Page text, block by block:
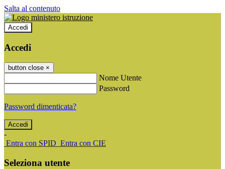
Salta al contenuto
Accedi
Accedi
button close ×
Nome Utente
Password
Password dimenticata?
-
Entra con SPID Entra con CIE
Seleziona utente